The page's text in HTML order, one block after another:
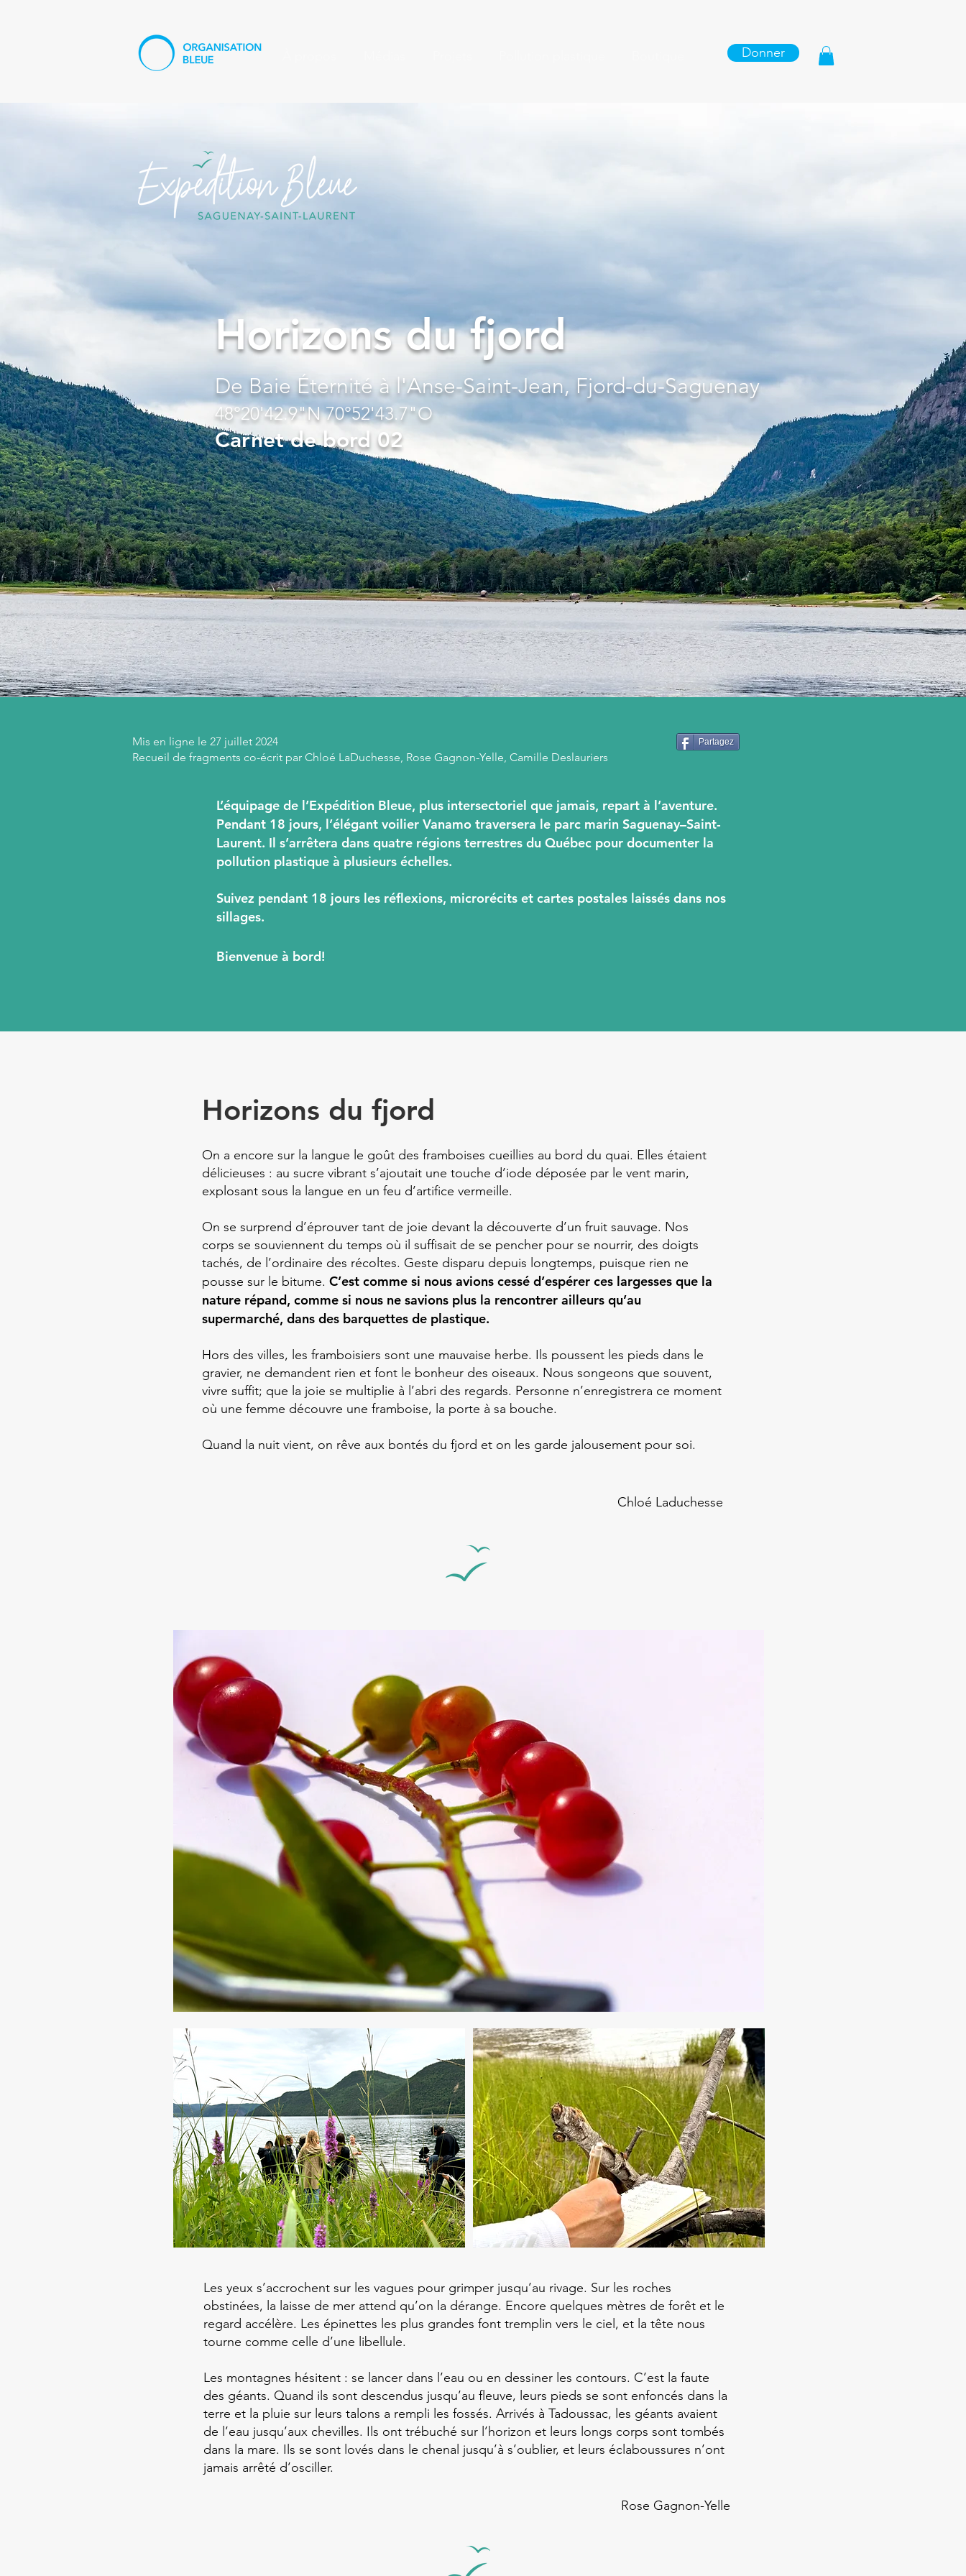
Donner
Horizons du fjord
De Baie Éternité à l'Anse-Saint-Jean, Fjord-du-Saguenay
48°20'42.9"N 70°52'43.7"O
Carnet de bord 02
Mis en ligne le 27 juillet 2024
Recueil de fragments co-écrit par Chloé LaDuchesse, Rose Gagnon-Yelle, Camille Deslauriers
Partagez
L’équipage de l’Expédition Bleue, plus intersectoriel que jamais, repart à l’aventure.
Pendant 18 jours, l’élégant voilier Vanamo traversera le parc marin Saguenay–Saint-
Laurent. Il s’arrêtera dans quatre régions terrestres du Québec pour documenter la
pollution plastique à plusieurs échelles.
Suivez pendant 18 jours les réflexions, microrécits et cartes postales laissés dans nos
sillages.
Bienvenue à bord!
Horizons du fjord
On a encore sur la langue le goût des framboises cueillies au bord du quai. Elles étaient
délicieuses : au sucre vibrant s’ajoutait une touche d’iode déposée par le vent marin,
explosant sous la langue en un feu d’artifice vermeille.
On se surprend d’éprouver tant de joie devant la découverte d’un fruit sauvage. Nos
corps se souviennent du temps où il suffisait de se pencher pour se nourrir, des doigts
tachés, de l’ordinaire des récoltes. Geste disparu depuis longtemps, puisque rien ne
pousse sur le bitume. C’est comme si nous avions cessé d’espérer ces largesses que la
nature répand, comme si nous ne savions plus la rencontrer ailleurs qu’au
supermarché, dans des barquettes de plastique.
Hors des villes, les framboisiers sont une mauvaise herbe. Ils poussent les pieds dans le
gravier, ne demandent rien et font le bonheur des oiseaux. Nous songeons que souvent,
vivre suffit; que la joie se multiplie à l’abri des regards. Personne n’enregistrera ce moment
où une femme découvre une framboise, la porte à sa bouche.
Quand la nuit vient, on rêve aux bontés du fjord et on les garde jalousement pour soi.
Chloé Laduchesse
Les yeux s’accrochent sur les vagues pour grimper jusqu’au rivage. Sur les roches
obstinées, la laisse de mer attend qu’on la dérange. Encore quelques mètres de forêt et le
regard accélère. Les épinettes les plus grandes font tremplin vers le ciel, et la tête nous
tourne comme celle d’une libellule.
Les montagnes hésitent : se lancer dans l’eau ou en dessiner les contours. C’est la faute
des géants. Quand ils sont descendus jusqu’au fleuve, leurs pieds se sont enfoncés dans la
terre et la pluie sur leurs talons a rempli les fossés. Arrivés à Tadoussac, les géants avaient
de l’eau jusqu’aux chevilles. Ils ont trébuché sur l’horizon et leurs longs corps sont tombés
dans la mare. Ils se sont lovés dans le chenal jusqu’à s’oublier, et leurs éclaboussures n’ont
jamais arrêté d’osciller.
Rose Gagnon-Yelle